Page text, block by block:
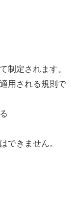
制定されます。
用される規則で
できません。